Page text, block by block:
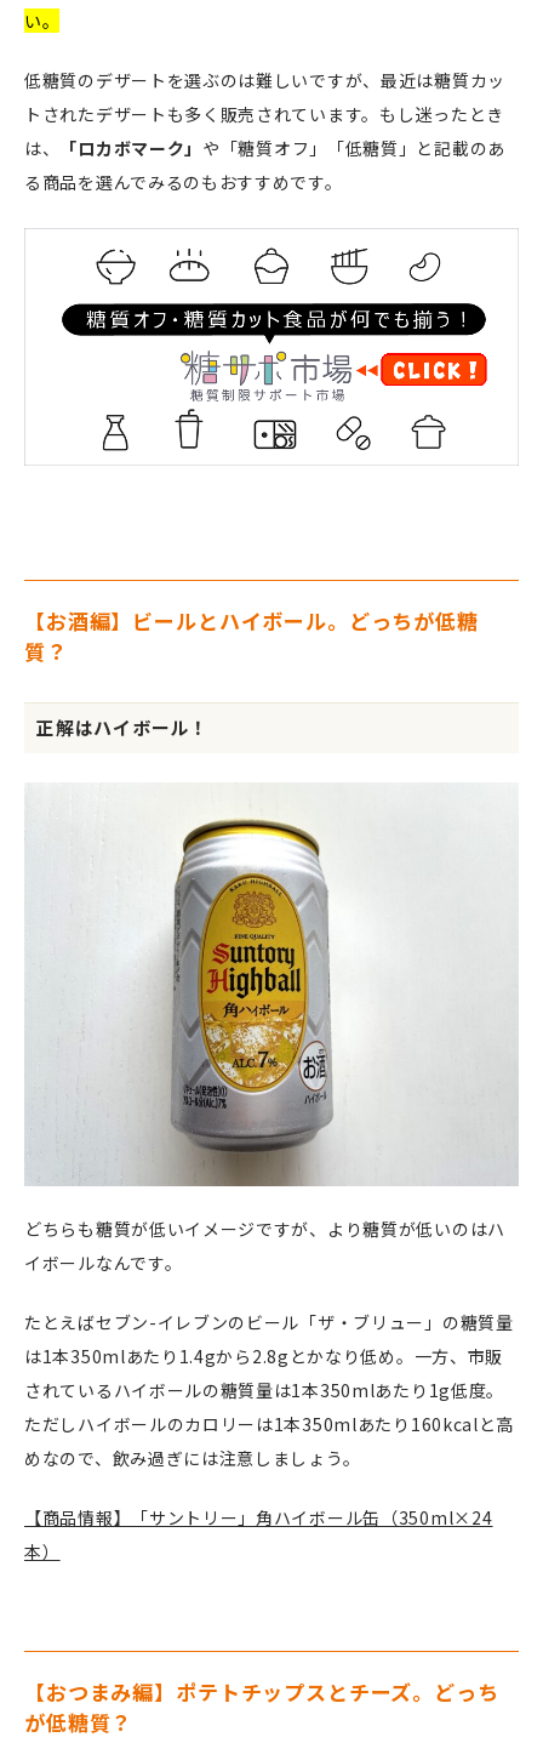
い。
低糖質のデザートを選ぶのは難しいですが、最近は糖質カッ
トされたデザートも多く販売されています。もし迷ったとき
は、
「ロカボマーク」 や「糖質オフ」「低糖質」と記載のあ
る商品を選んでみるのもおすすめです。
【お酒編】ビールとハイボール。どっちが低糖
質？
正解はハイボール！
どちらも糖質が低いイメージですが、より糖質が低いのはハ
イボールなんです。
たとえばセブン-イレブンのビール「ザ・ブリュー」の糖質量
は1本350mlあたり1.4gから2.8gとかなり低め。一方、市販
されているハイボールの糖質量は1本350mlあたり1g低度。
ただしハイボールのカロリーは1本350mlあたり160kcalと高
めなので、飲み過ぎには注意しましょう。
【商品情報】「サントリー」角ハイボール缶（350ml×24
本）
【おつまみ編】ポテトチップスとチーズ。どっち
が低糖質？